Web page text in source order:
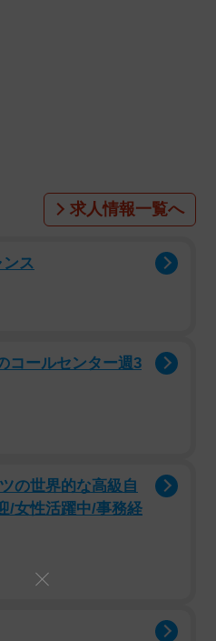
求人情報一覧へ
ス
コールセンター週3
の世界的な高級自
/女性活躍中/事務経